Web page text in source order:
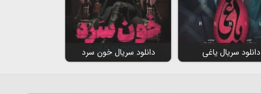
دانلود سریال یاغی دانلود سریال خون سرد